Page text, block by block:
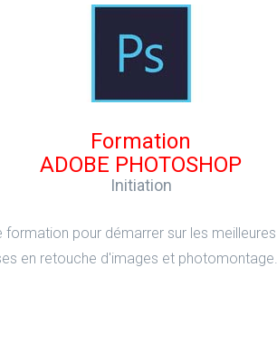
Formation
ADOBE PHOTOSHOP
Initiation
formation pour démarrer sur les meilleures
en retouche d'images et photomontage.